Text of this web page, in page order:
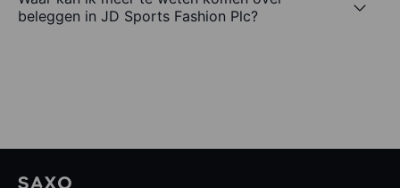
beleggen in JD Sports Fashion Plc?